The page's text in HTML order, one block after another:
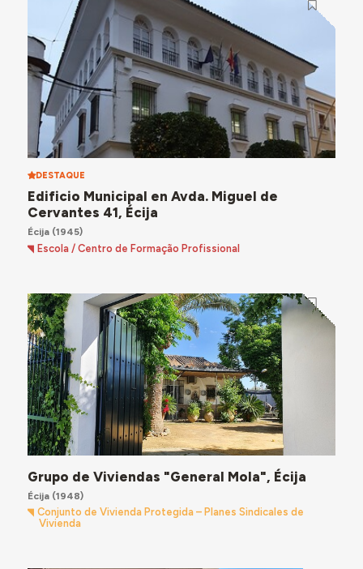
DESTAQUE
Edificio Municipal en Avda. Miguel de
Cervantes 41, Écija
Écija(1945)
Escola / Centro de Formação Profissional
Grupo de Viviendas "General Mola", Écija
Écija(1948)
Conjunto de Vivienda Protegida – Planes Sindicales de
Vivienda